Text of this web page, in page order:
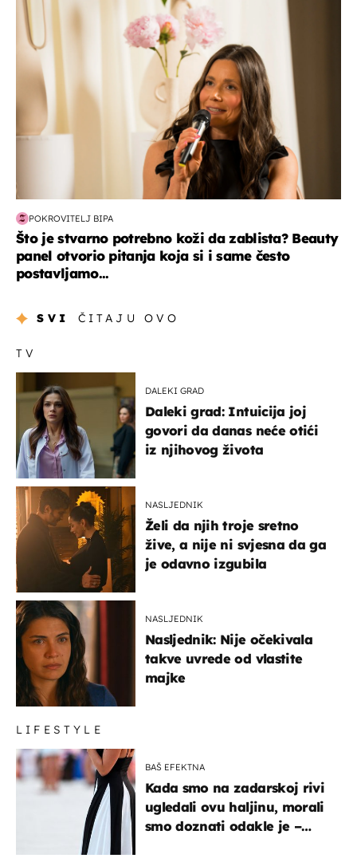
moda & ljepota
POKROVITELJ BIPA
Što je stvarno potrebno koži da zablista? Beauty
panel otvorio pitanja koja si i same često
postavljamo...
SVI ČITAJU OVO
TV
DALEKI GRAD
Daleki grad: Intuicija joj
govori da danas neće otići
iz njihovog života
NASLJEDNIK
Želi da njih troje sretno
žive, a nije ni svjesna da ga
je odavno izgubila
NASLJEDNIK
Nasljednik: Nije očekivala
takve uvrede od vlastite
majke
LIFESTYLE
BAŠ EFEKTNA
Kada smo na zadarskoj rivi
ugledali ovu haljinu, morali
smo doznati odakle je –